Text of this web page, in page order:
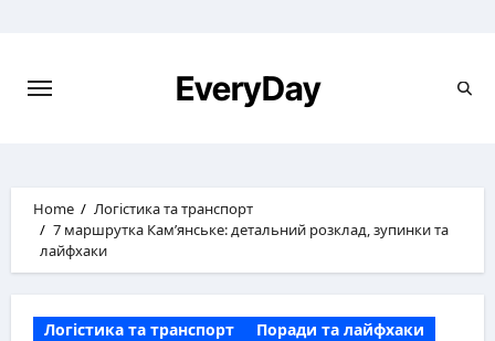
EveryDay
Home
Логістика та транспорт
7 маршрутка Кам’янське: детальний розклад, зупинки та
лайфхаки
Логістика та транспорт Поради та лайфхаки